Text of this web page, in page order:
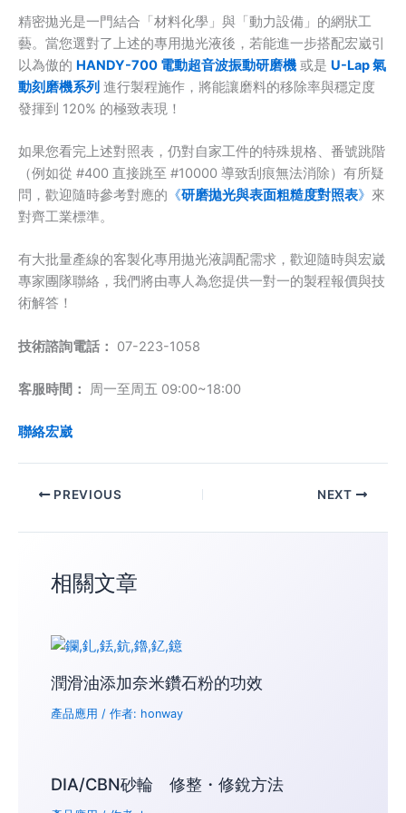
精密拋光是一門結合「材料化學」與「動力設備」的網狀工
藝。當您選對了上述的專用拋光液後，若能進一步搭配宏崴引
以為傲的 HANDY-700 電動超音波振動研磨機 或是 U-Lap 氣
動刻磨機系列 進行製程施作，將能讓磨料的移除率與穩定度
發揮到 120% 的極致表現！
如果您看完上述對照表，仍對自家工件的特殊規格、番號跳階
（例如從 #400 直接跳至 #10000 導致刮痕無法消除）有所疑
問，歡迎隨時參考對應的 《研磨拋光與表面粗糙度對照表》 來
對齊工業標準。
有大批量產線的客製化專用拋光液調配需求，歡迎隨時與宏崴
專家團隊聯絡，我們將由專人為您提供一對一的製程報價與技
術解答！
技術諮詢電話： 07-223-1058
客服時間： 周一至周五 09:00~18:00
聯絡宏崴
PREVIOUS NEXT
相關文章
潤滑油添加奈米鑽石粉的功效
產品應用 / 作者: honway
DIA/CBN砂輪 修整・修銳方法